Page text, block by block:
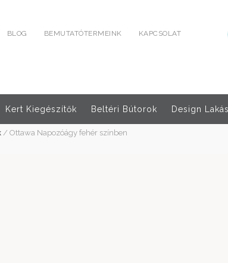
BLOG BEMUTATÓTERMEINK KAPCSOLAT
Kert Kiegészítők Beltéri Bútorok Design
/ Ottawa Napozóágy fehér színben